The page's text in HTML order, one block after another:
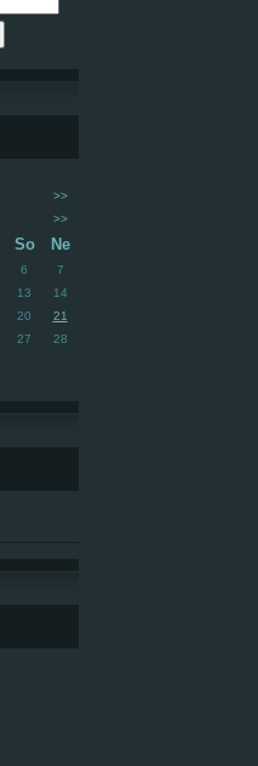
>>
>>
So Ne
6
7
13
14
20
21
27
28